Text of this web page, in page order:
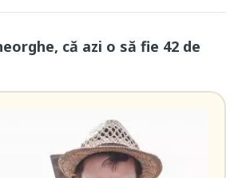
că azi o să fie 42 de